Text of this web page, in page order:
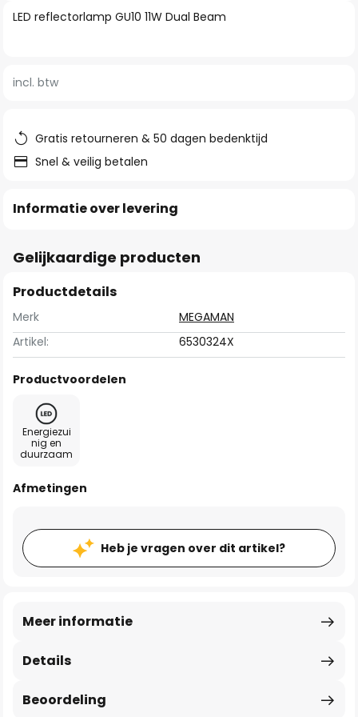
Ga
van
afbeeldingen-
gallerij
LED reflectorlamp GU10 11W Dual Beam
incl. btw
Gratis retourneren & 50 dagen bedenktijd
Snel & veilig betalen
Informatie over levering
Gelijkaardige producten
Productdetails
Merk
MEGAMAN
Artikel:
6530324X
Productvoordelen
Energiezui
nig en
duurzaam
Afmetingen
Heb je vragen over dit artikel?
Details
Meer informatie
Beoordeling